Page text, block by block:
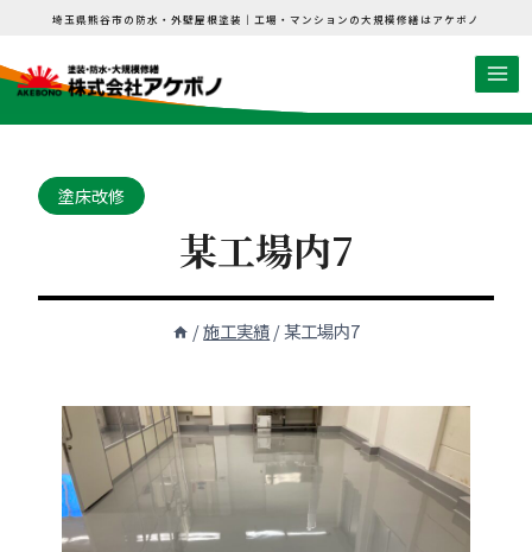
を
埼玉県熊谷市の防水・外壁屋根塗装｜工場・マンションの大規模修繕はアケボノ
塗床改修
某工場内7
/施工実績/某工場内7